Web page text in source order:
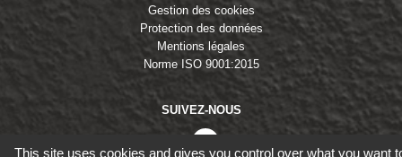
Gestion des cookies
Protection des données
Mentions légales
Norme ISO 9001:2015
SUIVEZ-NOUS
This site uses cookies and gives you control over what you want